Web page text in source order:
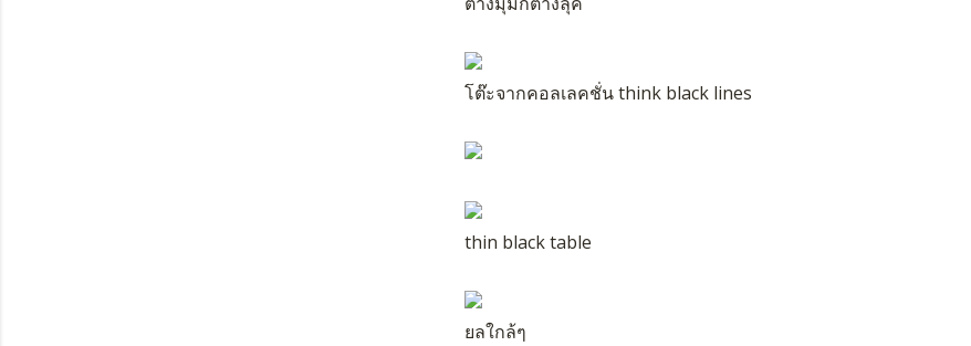
โต๊ะจากคอลเลคชั่น think black lines
thin black table
ยลใกล้ๆ